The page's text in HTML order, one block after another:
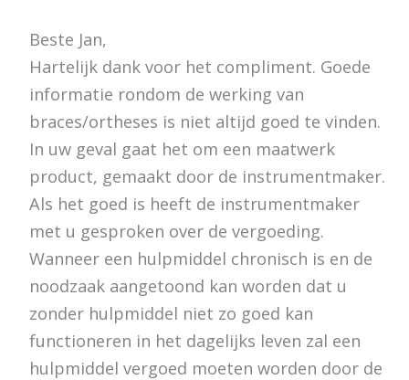
Beste Jan,
Hartelijk dank voor het compliment. Goede
informatie rondom de werking van
braces/ortheses is niet altijd goed te vinden.
In uw geval gaat het om een maatwerk
product, gemaakt door de instrumentmaker.
Als het goed is heeft de instrumentmaker
met u gesproken over de vergoeding.
Wanneer een hulpmiddel chronisch is en de
noodzaak aangetoond kan worden dat u
zonder hulpmiddel niet zo goed kan
functioneren in het dagelijks leven zal een
hulpmiddel vergoed moeten worden door de